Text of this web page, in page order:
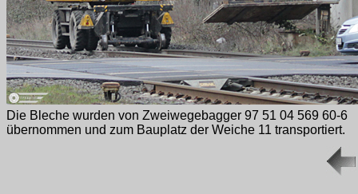
Die Bleche wurden von Zweiwegebagger 97 51 04 569 60-6
übernommen und zum Bauplatz der Weiche 11 transportiert.